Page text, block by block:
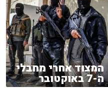
המצוד אחרי מחבלי
ה-7 באוקטובר